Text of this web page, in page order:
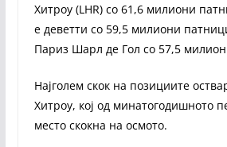
Хитроу (LHR) со 61,6 милиони
е деветти со 59,5 милиони
Париз Шарл де Гол со 57,5
Најголем скок на позициите
Хитроу, кој од минатогодишното
место скокна на осмото.